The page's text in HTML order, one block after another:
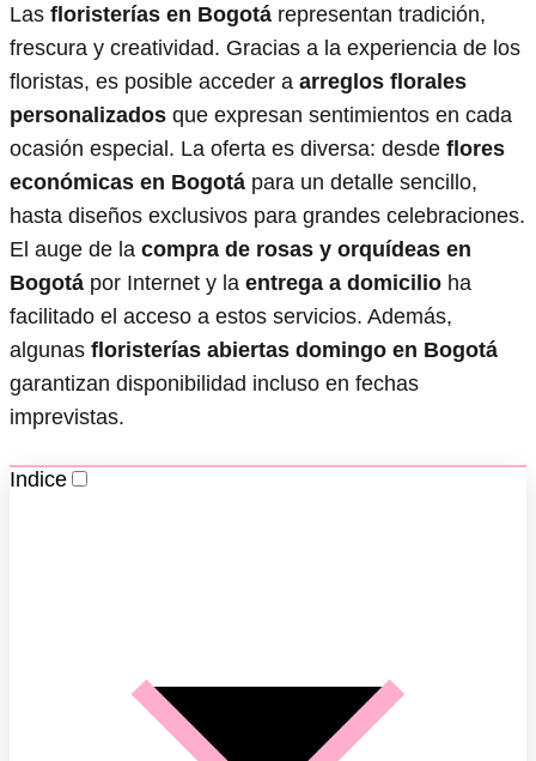
Las floristerías en Bogotá representan tradición,
frescura y creatividad. Gracias a la experiencia de los
floristas, es posible acceder a arreglos florales
personalizados que expresan sentimientos en cada
ocasión especial. La oferta es diversa: desde flores
económicas en Bogotá para un detalle sencillo,
hasta diseños exclusivos para grandes celebraciones.
El auge de la compra de rosas y orquídeas en
Bogotá por Internet y la entrega a domicilio ha
facilitado el acceso a estos servicios. Además,
algunas floristerías abiertas domingo en Bogotá
garantizan disponibilidad incluso en fechas
imprevistas.
Indice